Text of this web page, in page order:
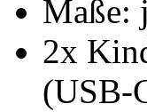
Maße:
2x
(USB-